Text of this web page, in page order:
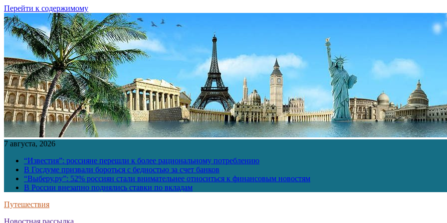
Перейти к содержимому
7 августа, 2026
“Известия”: россияне перешли к более рациональному потреблению
В Госдуме призвали бороться с бедностью за счет банков
“Выберу.ру”: 52% россиян стали внимательнее относиться к финансовым новостям
В России внезапно поднялись ставки по вкладам
Путешествия
Новостная рассылка